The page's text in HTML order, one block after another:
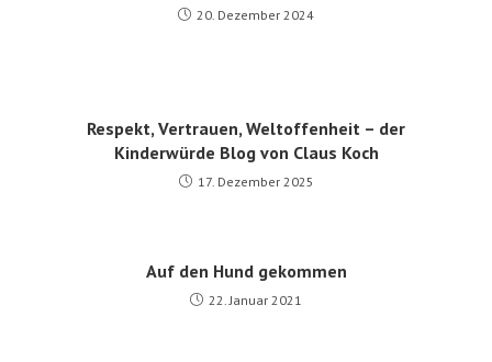
20. Dezember 2024
Respekt, Vertrauen, Weltoffenheit – der
Kinderwürde Blog von Claus Koch
17. Dezember 2025
Auf den Hund gekommen
22. Januar 2021